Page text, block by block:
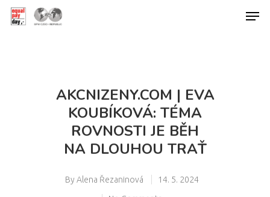
AKCNIZENY.COM | EVA
KOUBÍKOVÁ: TÉMA
ROVNOSTI JE BĚH
NA DLOUHOU TRAŤ
By Alena Řezaninová
14. 5. 2024